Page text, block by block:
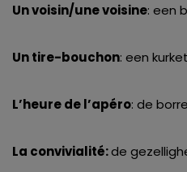
Un voisin/une voisine: een
Un tire-bouchon: een
L’heure de l’apéro: de
La convivialité:de